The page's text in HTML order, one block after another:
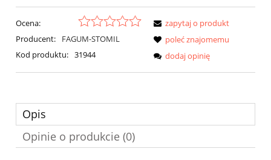
Ocena:
Producent:
FAGUM-STOMIL
Kod produktu: 31944
zapytaj o produkt
poleć znajomemu
dodaj opinię
Opis
Opinie o produkcie (0)